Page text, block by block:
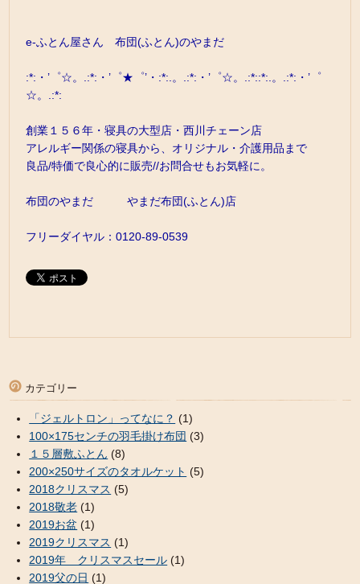
e-ふとん屋さん 布団(ふとん)のやまだ
:*:・’゜☆。.:*:・’゜★゜’・:*:.。.:*:・’゜☆。.:*::*:.。.:*:・’゜
☆。.:*:
創業１５６年・寝具の大型店・西川チェーン店
アレルギー関係の寝具から、オリジナル・介護用品まで
良品/特価で良心的に販売//お問合せもお気軽に。
布団のやまだ やまだ布団(ふとん)店
フリーダイヤル：0120-89-0539
カテゴリー
「ジェルトロン」ってなに？ (1)
100×175センチの羽毛掛け布団 (3)
１５層敷ふとん (8)
200×250サイズのタオルケット (5)
2018クリスマス (5)
2018敬老 (1)
2019お盆 (1)
2019クリスマス (1)
2019年 クリスマスセール (1)
2019父の日 (1)